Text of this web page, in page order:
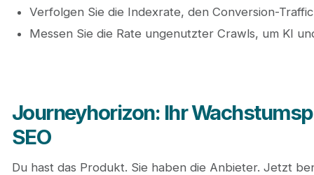
Verfolgen Sie die Indexrate, den Conversion-
Messen Sie die Rate ungenutzter Crawls, um KI
Journeyhorizon: Ihr
SEO
Du hast das Produkt. Sie haben die Anbieter. Jetzt